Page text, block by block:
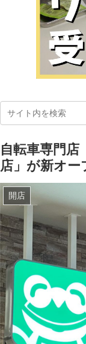
自転車専門
店」が新オ
開店